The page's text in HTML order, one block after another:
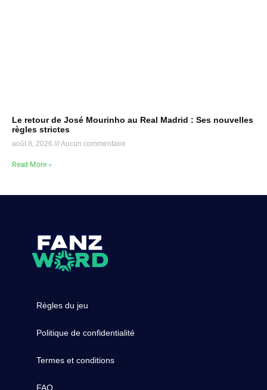
Le retour de José Mourinho au Real Madrid : Ses nouvelles
règles strictes
août 8, 2026 Aucun commentaire
Read More »
Règles du jeu
Politique de confidentialité
Termes et conditions
FAQ